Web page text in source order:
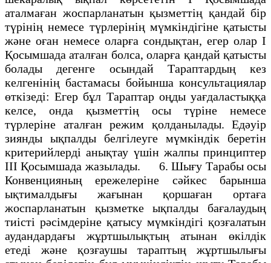
аталмаған жоспарланатын қызметтің қандай бiр
түрiнің немесе түрлерiнің мүмкiндiгiне қатысты
және оған немесе оларға сондықтан, егер олар I
Қосымшада аталған болса, оларға қандай қатысты
болады дегенге осындай Тараптардың кез
келгенiнiң бастамасы бойынша консультациялар
өткiзедi: Егер бұл Тараптар оңды уағдаластыққа
келсе, онда қызметтің осы түрiне немесе
түрлерiне аталған режим қолданылады. Едәуiр
зиянды ықпалды белгiлеуге мүмкiндік беретiн
критерийлерді анықтау үшiн жалпы принциптер
III Қосымшада жазылады. 6. Шығу Тарабы осы
Конвенцияның ережелерiне сәйкес барынша
ықтималдығы жағынан қоршаған ортаға
жоспарланатын қызметке ықпалды бағалаудың
тиiстi рәсiмдерiне қатысу мүмкiндiгi қозғалатын
аудандардағы жұртшылықтың атынан өкiлдiк
етедi және қозғаушы тараптың жұртшылығы